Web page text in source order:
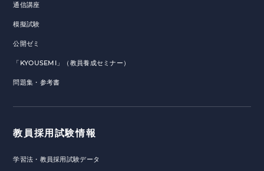
通信講座
模擬試験
公開ゼミ
「KYOUSEMI」（教員養成セミナー）
問題集・参考書
教員採用試験情報
学習法・教員採用試験データ